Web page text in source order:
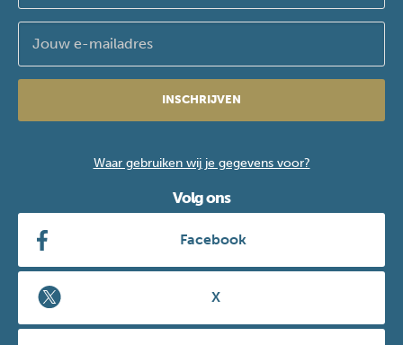
INSCHRIJVEN
Waar gebruiken wij je gegevens voor?
Volg ons
Facebook
X